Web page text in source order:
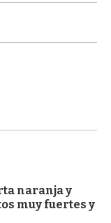
naranja y
muy fuertes y